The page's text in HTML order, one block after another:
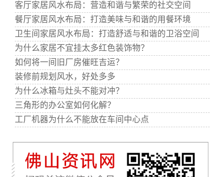
客厅家居风水布局：营造和谐与繁荣的社交空间
餐厅家居风水布局：打造美味与和谐的用餐环境
卫生间家居风水布局：打造舒适与和谐的卫浴空间
为什么家居不宜挂太多红色装饰物？
如何将一间旧厂房催旺吉运？
装修前规划风水，好处多多
为什么冰箱与灶头不能对冲？
三角形的办公室如何化解？
工厂机器为什么不能放在车间中心点